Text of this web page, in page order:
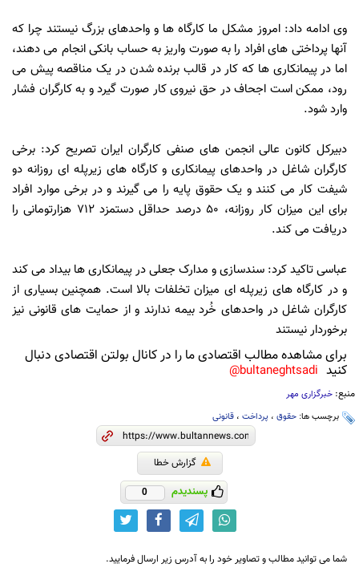
وی ادامه داد: امروز مشکل ما کارگاه ها و واحدهای بزرگ نیستند چرا که
آنها پرداختی های افراد را به صورت واریز به حساب بانکی انجام می دهند،
اما در پیمانکاری ها که کار در قالب برنده شدن در یک مناقصه پیش می
رود، ممکن است اجحاف در حق نیروی کار صورت گیرد و به کارگران فشار
وارد شود.
دبیرکل کانون عالی انجمن های صنفی کارگران ایران تصریح کرد: برخی
کارگران شاغل در واحدهای پیمانکاری و کارگاه های زیرپله ای روزانه دو
شیفت کار می کنند و یک حقوق پایه را می گیرند و در برخی موارد افراد
برای این میزان کار روزانه، ۵۰ درصد حداقل دستمزد ۷۱۲ هزارتومانی را
دریافت می کند.
عباسی تاکید کرد: سندسازی و مدارک جعلی در پیمانکاری ها بیداد می کند
و در کارگاه های زیرپله ای میزان تخلفات بالا است. همچنین بسیاری از
کارگران شاغل در واحدهای خُرد بیمه ندارند و از حمایت های قانونی نیز
برخوردار نیستند
برای مشاهده مطالب اقتصادی ما را در کانال بولتن اقتصادی دنبال
کنید bultaneghtsadi@
منبع: خبرگزاری مهر
برچسب ها: حقوق ، پرداخت ، قانونی
گزارش خطا
پسندیدم 0
شما می توانید مطالب و تصاویر خود را به آدرس زیر ارسال فرمایید.